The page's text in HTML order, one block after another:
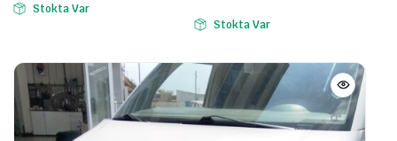
Stokta Var
Stokta Var